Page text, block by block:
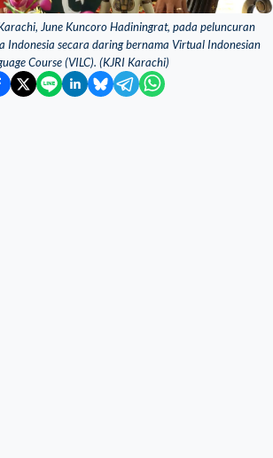
June Kuncoro Hadiningrat, pada peluncuran
Indonesia secara daring bernama Virtual Indonesian
Course (VILC). (KJRI Karachi)